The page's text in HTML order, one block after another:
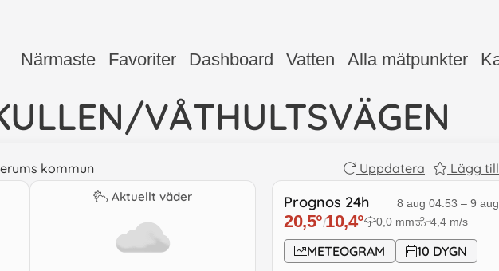
Närmaste Favoriter Dashboard Vatten Alla mätpunkter
VÅTHULTSVÄGEN
kommun Uppdatera Lägg
Aktuellt väder Prognos 24h 8 aug 04:53 – 9
20,5°/10,4° 0,0 mm ↓4,4 m/s
METEOGRAM 10 DYGN